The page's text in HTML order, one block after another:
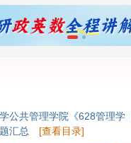
公共管理学院《628管理学
汇总
[查看目录]